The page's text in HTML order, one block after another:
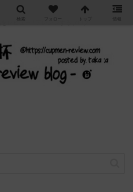
レビュー / アレンジするブログ
検索 フォロー トップ 情報